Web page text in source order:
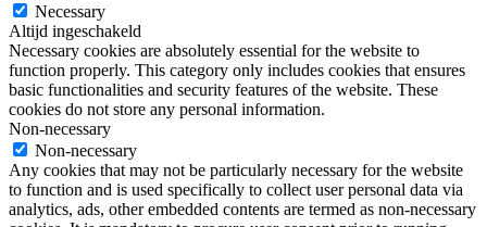
Necessary
Altijd ingeschakeld
Necessary cookies are absolutely essential for the website to
function properly. This category only includes cookies that ensures
basic functionalities and security features of the website. These
cookies do not store any personal information.
Non-necessary
Non-necessary
Any cookies that may not be particularly necessary for the website
to function and is used specifically to collect user personal data via
analytics, ads, other embedded contents are termed as non-necessary